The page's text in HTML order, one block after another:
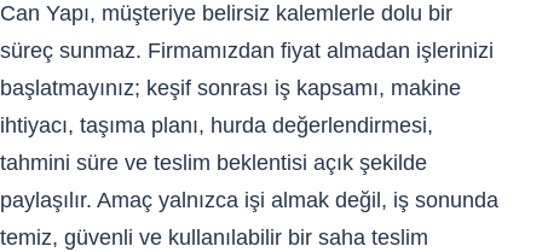
Can Yapı, müşteriye belirsiz kalemlerle dolu bir
süreç sunmaz. Firmamızdan fiyat almadan işlerinizi
başlatmayınız; keşif sonrası iş kapsamı, makine
ihtiyacı, taşıma planı, hurda değerlendirmesi,
tahmini süre ve teslim beklentisi açık şekilde
paylaşılır. Amaç yalnızca işi almak değil, iş sonunda
temiz, güvenli ve kullanılabilir bir saha teslim